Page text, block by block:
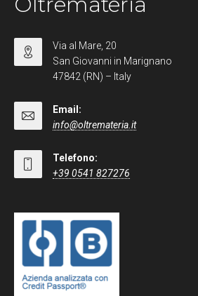
Via al Mare, 20
San Giovanni in Marignano
47842 (RN) – Italy
Email:
info@oltremateria.it
Telefono:
+39 0541 827276